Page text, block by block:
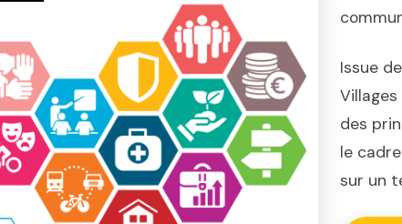
Issue
des
le
sur un